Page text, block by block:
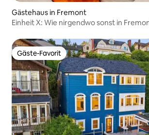
Gästehaus in Fremont
Einheit X: Wie nirgendwo sonst in
Gäste-Favorit
Gäste-Favorit